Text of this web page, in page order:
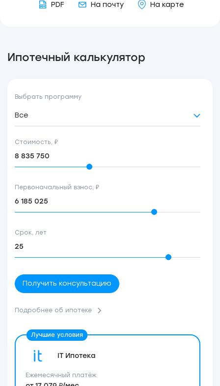
PDF На почту На карте
Ипотечный калькулятор
Выбрать программу
Все
Стоимость, ₽
Первоначальный взнос, ₽
Срок, лет
Получить консультацию
Подробнее об ипотеке
IT Ипотека
Ежемесячный платёж